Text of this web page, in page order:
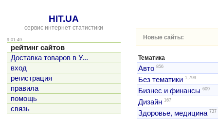
HIT.UA
сервис интернет статистики
9:01:49
рейтинг сайтов
Доставка товаров в У...
вход
регистрация
правила
помощь
связь
Новые сайты:
Тематика
Авто 856
Без тематики 1,799
Бизнес и финансы 609
Дизайн 167
Здоровье, медицина 737